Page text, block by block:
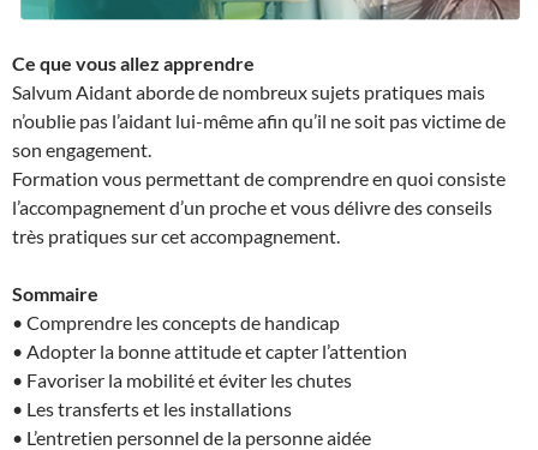
Ce que vous allez apprendre
Salvum Aidant aborde de nombreux sujets pratiques mais
n’oublie pas l’aidant lui-même afin qu’il ne soit pas victime de
son engagement.
Formation vous permettant de comprendre en quoi consiste
l’accompagnement d’un proche et vous délivre des conseils
très pratiques sur cet accompagnement.
Sommaire
• Comprendre les concepts de handicap
• Adopter la bonne attitude et capter l’attention
• Favoriser la mobilité et éviter les chutes
• Les transferts et les installations
• L’entretien personnel de la personne aidée